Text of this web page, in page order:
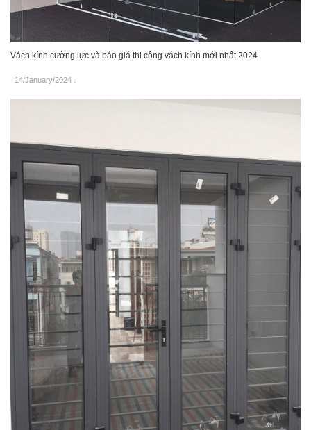
Vách kính cường lực và báo giá thi công vách kính mới nhất 2024
14/January/2024